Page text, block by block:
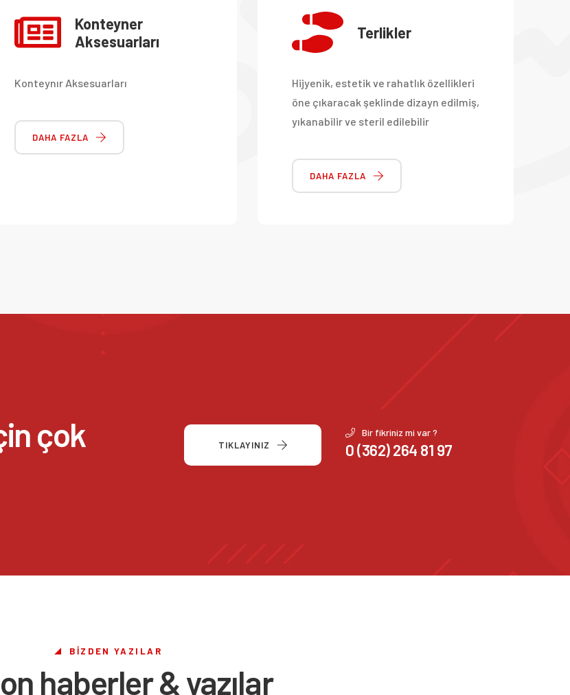
Konteyner
Aksesuarları
Konteynır Aksesuarları
DAHA FAZLA
Terlikler
Hijyenik, estetik ve rahatlık özellikleri
öne çıkaracak şeklinde dizayn edilmiş,
yıkanabilir ve steril edilebilir
DAHA FAZLA
çok
TIKLAYINIZ
Bir fikriniz mi var ?
0 (362) 264 81 97
BİZDEN YAZILAR
haberler & yazılar